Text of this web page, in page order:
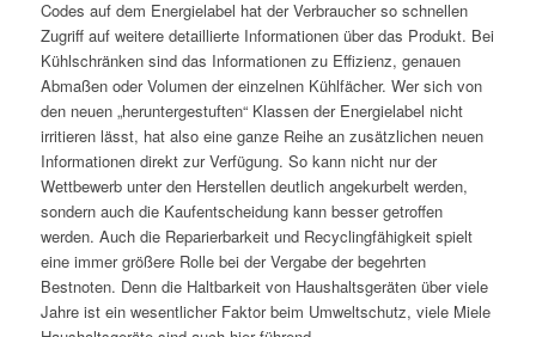
Codes auf dem Energielabel hat der Verbraucher so schnellen
Zugriff auf weitere detaillierte Informationen über das Produkt. Bei
Kühlschränken sind das Informationen zu Effizienz, genauen
Abmaßen oder Volumen der einzelnen Kühlfächer. Wer sich von
den neuen „heruntergestuften“ Klassen der Energielabel nicht
irritieren lässt, hat also eine ganze Reihe an zusätzlichen neuen
Informationen direkt zur Verfügung. So kann nicht nur der
Wettbewerb unter den Herstellen deutlich angekurbelt werden,
sondern auch die Kaufentscheidung kann besser getroffen
werden. Auch die Reparierbarkeit und Recyclingfähigkeit spielt
eine immer größere Rolle bei der Vergabe der begehrten
Bestnoten. Denn die Haltbarkeit von Haushaltsgeräten über viele
Jahre ist ein wesentlicher Faktor beim Umweltschutz, viele Miele